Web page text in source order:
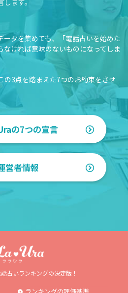
ます。
ータを集めても、「電話占いを始めた
なければ意味のないものになってしま
3点を踏まえた7つのお約束をさせ
の7つの宣言
営者情報
占いランキングの決定版！
ランキングの評価基準